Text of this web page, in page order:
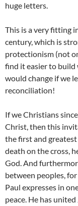
huge letters.
This is a very fitting
century, which is
protectionism (not
find it easier to
would change if we
reconciliation!
If we Christians
Christ, then this
the first and
death on the cross,
God. And
between peoples,
Paul expresses in
peace. He has